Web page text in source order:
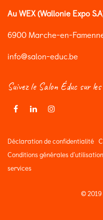
Au WEX (Wallonie Expo
6900 Marche-en-
info@salon-educ.be
Suivez le Salon Éduc sur
Déclaration de confidentialité
Conditions générales d’utilisation
services
© 2019